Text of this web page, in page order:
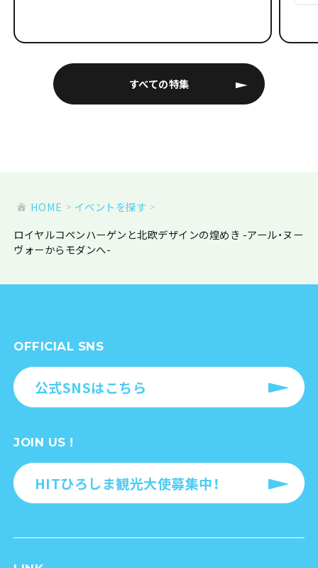
すべての特集
HOME
イベントを探す
ロイヤルコペンハーゲンと北欧デザインの煌めき -アール・ヌー
ヴォーからモダンへ-
OFFICIAL SNS
公式SNSはこちら
JOIN US !
HITひろしま観光大使募集中！